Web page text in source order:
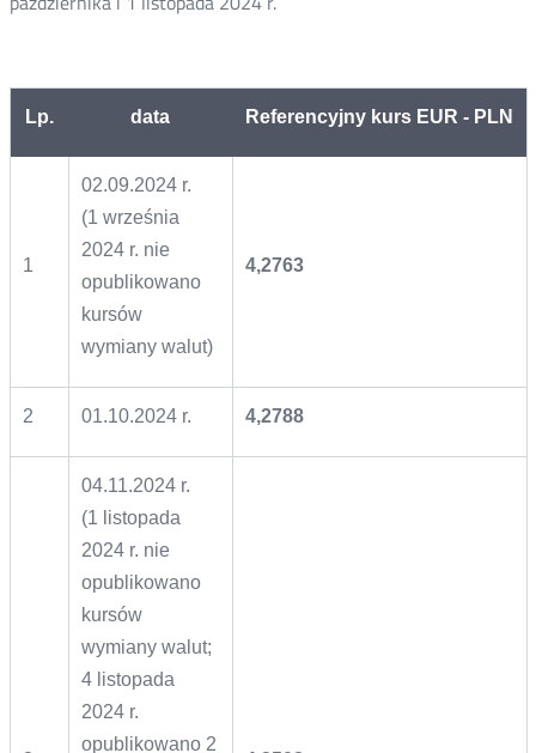
Lp. data Referencyjny kurs EUR - PLN
1
02.09.2024 r.
(1 września
2024 r. nie
opublikowano
kursów
wymiany walut)
4,2763
2 01.10.2024 r. 4,2788
04.11.2024 r.
(1 listopada
2024 r. nie
opublikowano
kursów
wymiany walut;
4 listopada
2024 r.
opublikowano 2